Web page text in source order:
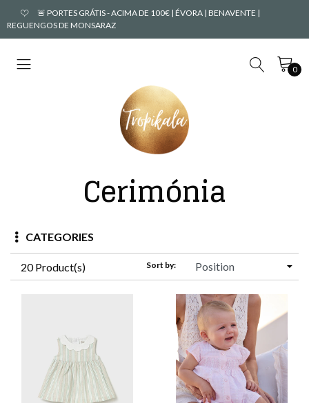
🚨 PORTES GRÁTIS - ACIMA DE 100€ | ÉVORA | BENAVENTE |
REGUENGOS DE MONSARAZ
0
Cerimónia
CATEGORIES
20 Product(s) Sort by: